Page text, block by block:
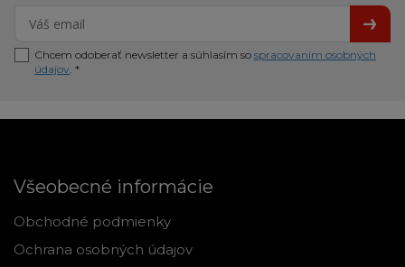
Chcem odoberať newsletter a súhlasím so spracovaním osobných
údajov . *
Všeobecné informácie
Obchodné podmienky
Ochrana osobných údajov